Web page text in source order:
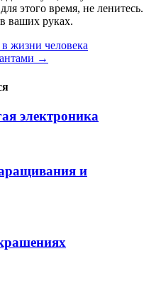
этого время, не ленитесь.
ваших руках.
жизни человека
→
электроника
и